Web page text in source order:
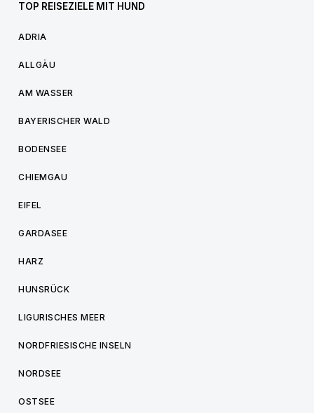
TOP REISEZIELE MIT HUND
ADRIA
ALLGÄU
AM WASSER
BAYERISCHER WALD
BODENSEE
CHIEMGAU
EIFEL
GARDASEE
HARZ
HUNSRÜCK
LIGURISCHES MEER
NORDFRIESISCHE INSELN
NORDSEE
OSTSEE